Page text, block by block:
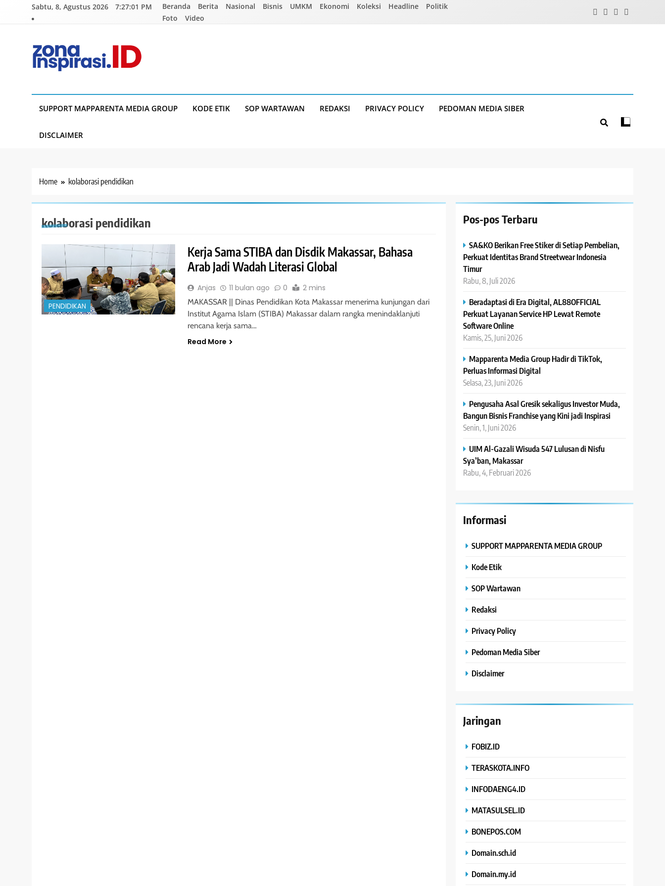
Sabtu, 8, Agustus 2026 7:27:01 PM Beranda Berita Nasional Bisnis UMKM Ekonomi Koleksi Headline
Politik
Foto
Video
SUPPORT MAPPARENTA MEDIA GROUP KODE ETIK SOP WARTAWAN REDAKSI PRIVACY POLICY PEDOMAN MEDIA SIBER
DISCLAIMER
Home kolaborasi pendidikan
kolaborasi pendidikan
PENDIDIKAN
Kerja Sama STIBA dan Disdik Makassar, Bahasa
Arab Jadi Wadah Literasi Global
Anjas 11 bulan ago 0 2 mins
MAKASSAR || Dinas Pendidikan Kota Makassar menerima kunjungan dari
Institut Agama Islam (STIBA) Makassar dalam rangka menindaklanjuti
rencana kerja sama…
Read More
Pos-pos Terbaru
SA&KO Berikan Free Stiker di Setiap Pembelian,
Perkuat Identitas Brand Streetwear Indonesia
Timur
Rabu, 8, Juli 2026
Beradaptasi di Era Digital, AL88OFFICIAL
Perkuat Layanan Service HP Lewat Remote
Software Online
Kamis, 25, Juni 2026
Mapparenta Media Group Hadir di TikTok,
Perluas Informasi Digital
Selasa, 23, Juni 2026
Pengusaha Asal Gresik sekaligus Investor Muda,
Bangun Bisnis Franchise yang Kini jadi Inspirasi
Senin, 1, Juni 2026
UIM Al-Gazali Wisuda 547 Lulusan di Nisfu
Sya’ban, Makassar
Rabu, 4, Februari 2026
Informasi
SUPPORT MAPPARENTA MEDIA GROUP
Kode Etik
SOP Wartawan
Redaksi
Privacy Policy
Pedoman Media Siber
Disclaimer
Jaringan
FOBIZ.ID
TERASKOTA.INFO
INFODAENG4.ID
MATASULSEL.ID
BONEPOS.COM
Domain.sch.id
Domain.my.id